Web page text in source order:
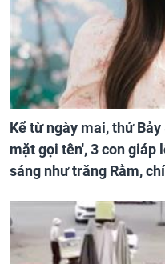
Kể từ ngày mai, thứ
mặt gọi tên', 3 con giáp
sáng như trăng Rằm,